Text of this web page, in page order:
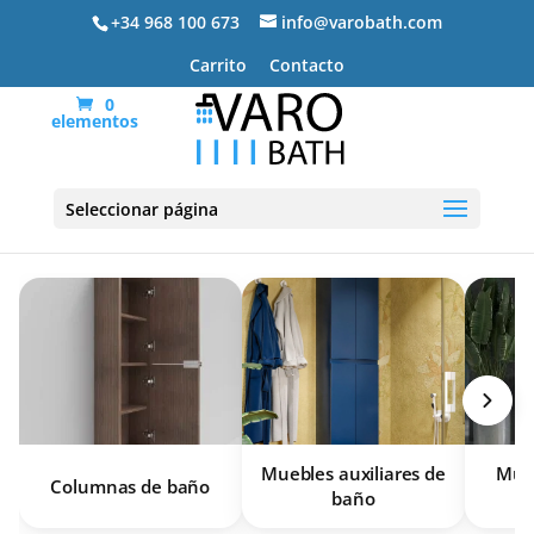
+34 968 100 673
info@varobath.com
Carrito
Contacto
0
elementos
Seleccionar páginaMuebles de baño
Columnas de baño
Muebles auxiliares de
baño